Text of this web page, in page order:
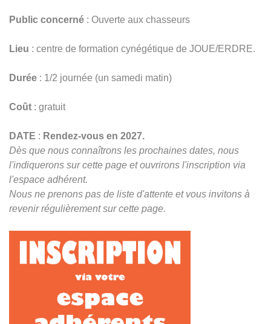
Public concerné : Ouverte aux chasseurs
Lieu : centre de formation cynégétique de JOUE/ERDRE.
Durée : 1/2 journée (un samedi matin)
Coût : gratuit
DATE : Rendez-vous en 2027.
Dès que nous connaîtrons les prochaines dates, nous
l'indiquerons sur cette page et ouvrirons l'inscription via
l'espace adhérent.
Nous ne prenons pas de liste d'attente et vous invitons à
revenir régulièrement sur cette page.